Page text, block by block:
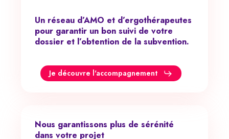
Un réseau d’AMO et d’ergothérapeutes
pour garantir un bon suivi de votre
dossier et l’obtention de la subvention.
Je découvre l'accompagnement
Nous garantissons plus de sérénité
dans votre projet